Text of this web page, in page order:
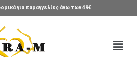
για παραγγελίες άνω των 49€